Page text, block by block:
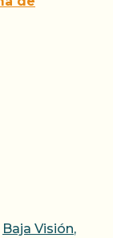
Etiquetas
Baja Visión,